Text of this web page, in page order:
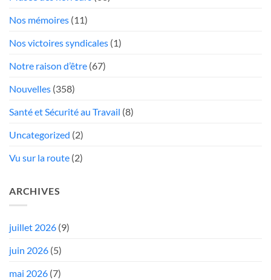
Nos mémoires (11)
Nos victoires syndicales (1)
Notre raison d’être (67)
Nouvelles (358)
Santé et Sécurité au Travail (8)
Uncategorized (2)
Vu sur la route (2)
ARCHIVES
juillet 2026 (9)
juin 2026 (5)
mai 2026 (7)